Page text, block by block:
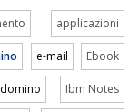
applicazioni
e-mail Ebook
Ibm Notes